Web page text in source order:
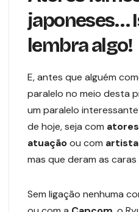
japoneses…
lembra algo!
E, antes que alguém
paralelo no meio desta
um paralelo
de hoje, seja com
atuaçãoou com
mas que deram as
Sem ligação nenhuma